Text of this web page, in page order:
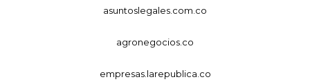
asuntoslegales.com.co
agronegocios.co
empresas.larepublica.co